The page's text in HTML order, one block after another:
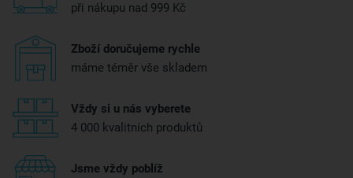
při nákupu nad 999 Kč
Zboží doručujeme rychle
máme téměr vše skladem
Vždy si u nás vyberete
4 000 kvalitních produktů
Jsme vždy poblíž